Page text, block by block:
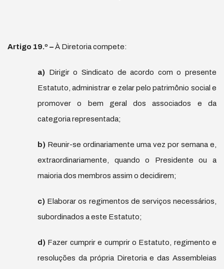
Artigo 19.º –À Diretoria compete:
a) Dirigir o Sindicato de acordo com o presente
Estatuto, administrar e zelar pelo patrimônio social e
promover o bem geral dos associados e da
categoria representada;
b) Reunir-se ordinariamente uma vez por semana e,
extraordinariamente, quando o Presidente ou a
maioria dos membros assim o decidirem;
c) Elaborar os regimentos de serviços necessários,
subordinados a este Estatuto;
d) Fazer cumprir e cumprir o Estatuto, regimento e
resoluções da própria Diretoria e das Assembleias